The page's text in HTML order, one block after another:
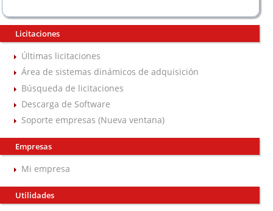
Licitaciones
Últimas licitaciones
Área de sistemas dinámicos de adquisición
Búsqueda de licitaciones
Descarga de Software
Soporte empresas (Nueva ventana)
Empresas
Mi empresa
Utilidades